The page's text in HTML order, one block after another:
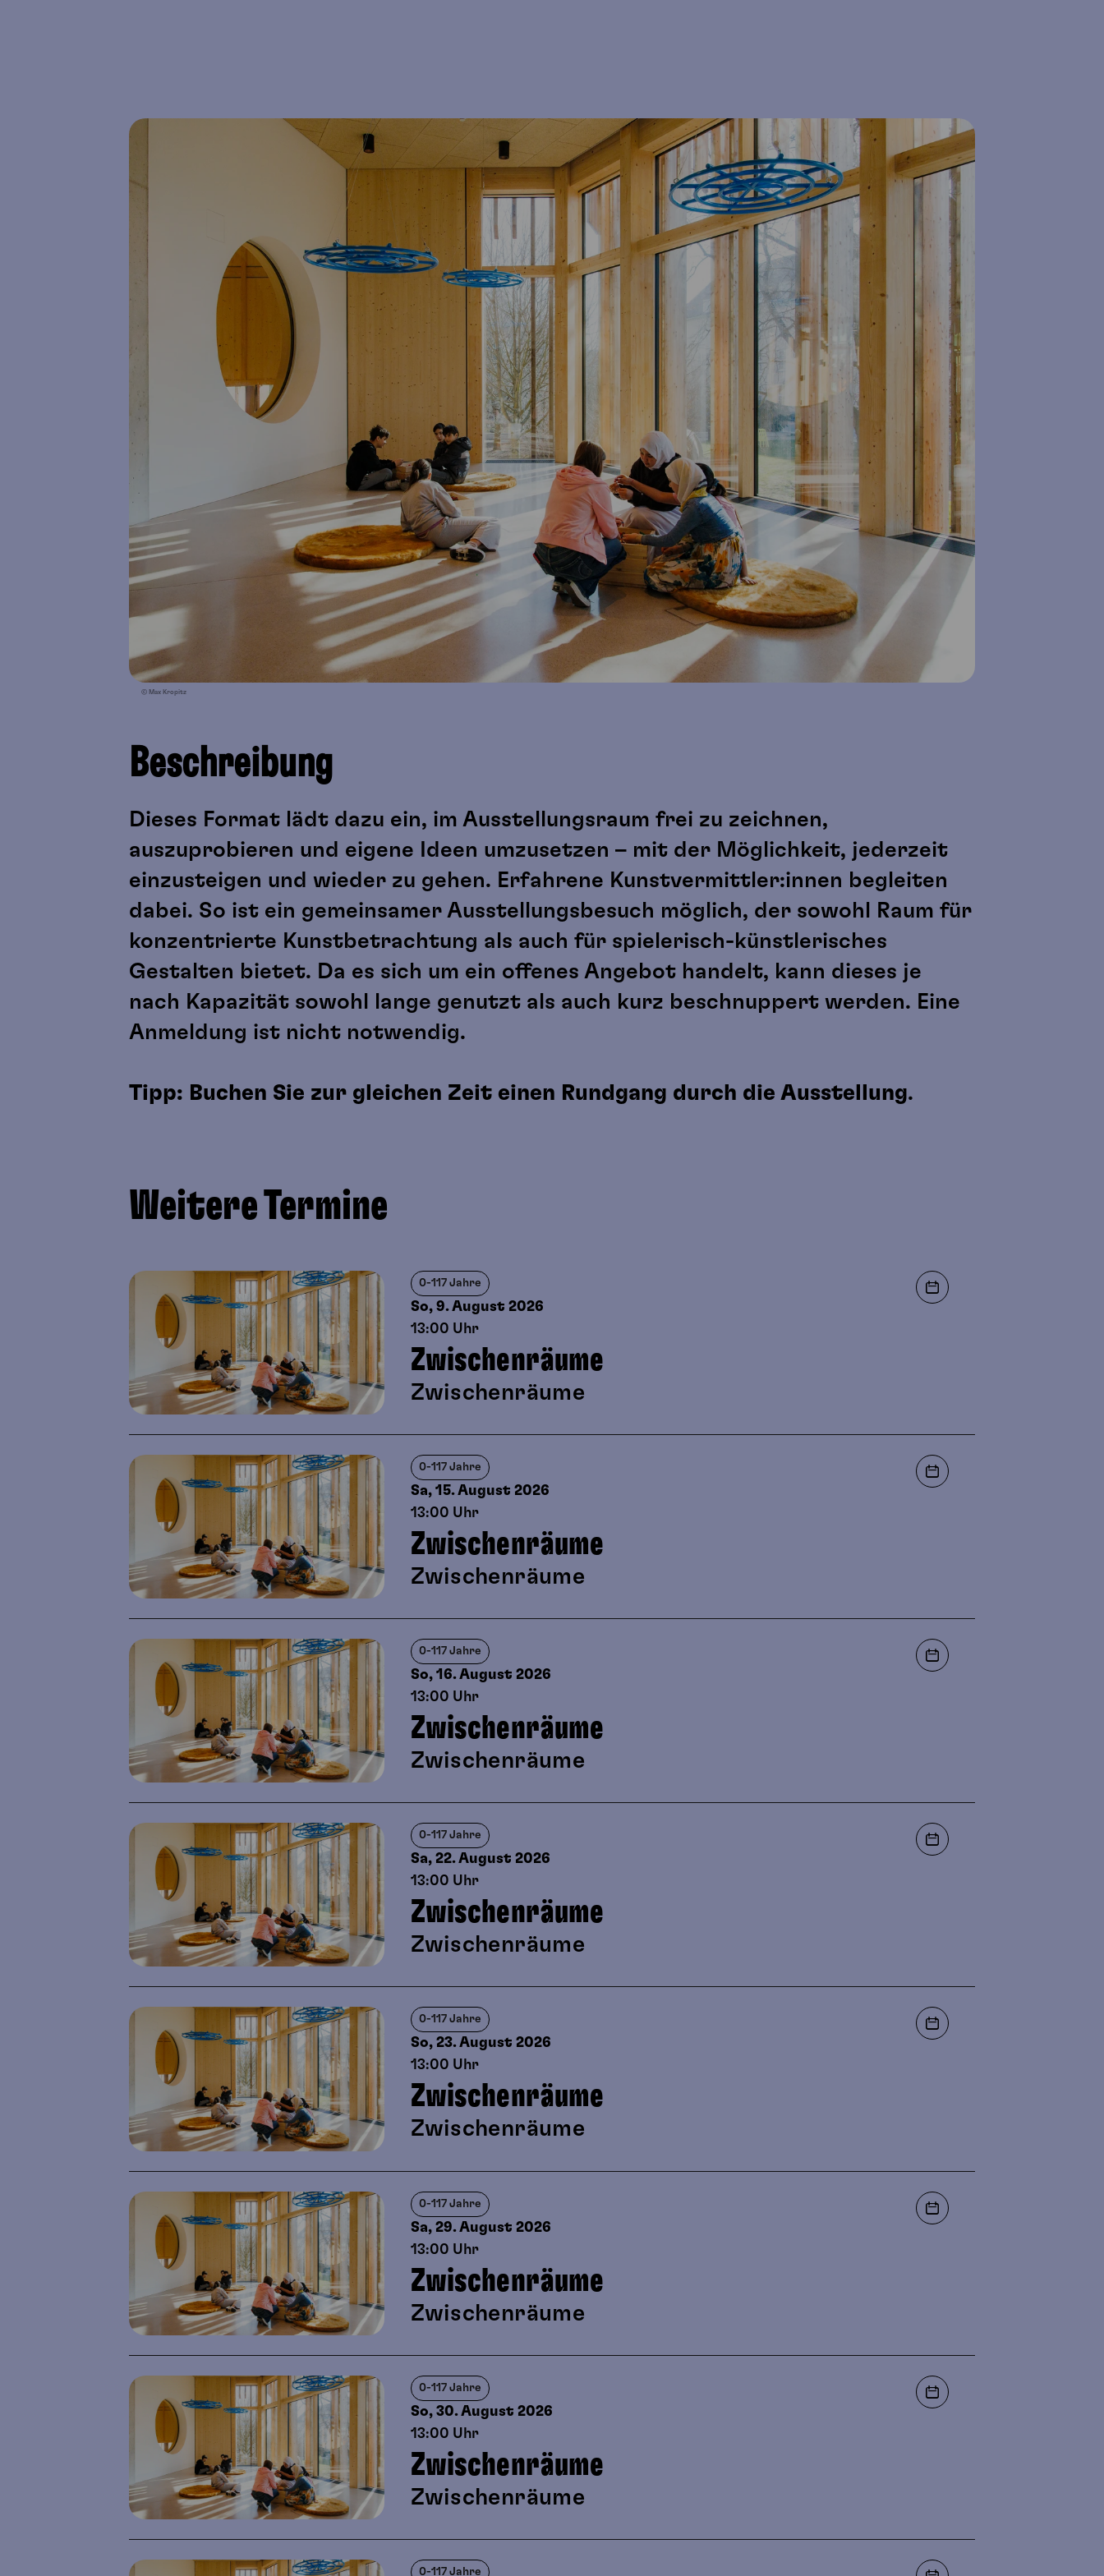
© Max Kropitz
Beschreibung
Dieses Format lädt dazu ein, im Ausstellungsraum frei zu zeichnen,
auszuprobieren und eigene Ideen umzusetzen – mit der Möglichkeit, jederzeit
einzusteigen und wieder zu gehen. Erfahrene Kunstvermittler:innen begleiten
dabei. So ist ein gemeinsamer Ausstellungsbesuch möglich, der sowohl Raum für
konzentrierte Kunstbetrachtung als auch für spielerisch-künstlerisches
Gestalten bietet. Da es sich um ein offenes Angebot handelt, kann dieses je
nach Kapazität sowohl lange genutzt als auch kurz beschnuppert werden. Eine
Anmeldung ist nicht notwendig.
Tipp: Buchen Sie zur gleichen Zeit einen Rundgang durch die Ausstellung.
Weitere Termine
0-117 Jahre
So, 9. August2026
13:00 Uhr
Zwischenräume
Zwischenräume
0-117 Jahre
Sa, 15. August2026
13:00 Uhr
Zwischenräume
Zwischenräume
0-117 Jahre
So, 16. August2026
13:00 Uhr
Zwischenräume
Zwischenräume
0-117 Jahre
Sa, 22. August2026
13:00 Uhr
Zwischenräume
Zwischenräume
0-117 Jahre
So, 23. August2026
13:00 Uhr
Zwischenräume
Zwischenräume
0-117 Jahre
Sa, 29. August2026
13:00 Uhr
Zwischenräume
Zwischenräume
0-117 Jahre
So, 30. August2026
13:00 Uhr
Zwischenräume
Zwischenräume
0-117 Jahre